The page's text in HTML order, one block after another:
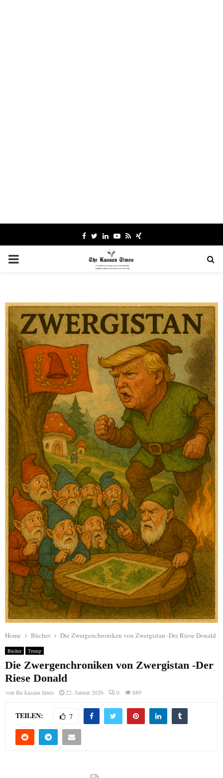
Facebook
TwitterLinkedinYoutube
RssXing
PRIMARY
Home Bücher Die Zwergenchroniken von Zwergistan -Der Riese Donald
Bücher Trump
Die Zwergenchroniken von Zwergistan -Der
Riese Donald
vonthe kasaan times 22. Januar 2026 0 889
TEILEN: 7